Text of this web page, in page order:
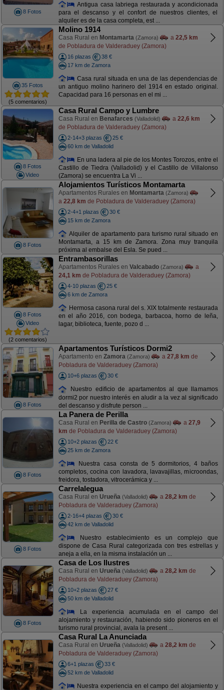
8 Fotos
Antigua casa labriega restaurada y acondicionada
para el descanso y el confort de nuestros clientes, el
alquiler es de la casa completa, est ...
35 Fotos
(5 comentarios)
Molino 1914
Casa Rural en Montamarta (Zamora) a 22,5 km
de Pobladura de Valderaduey (Zamora)
16 plazas
38 €
17 km de Zamora
Casa rural situada en una de las dependencias de
un antiguo molino harinero del 1914 en estado original.
Capacidad para 16 personas en el mi ...
8 Fotos
Video
Casa Rural Campo y Lumbre
Casa Rural en Benafarces (Valladolid) a 22,6 km
de Pobladura de Valderaduey (Zamora)
2-14+3 plazas
25 €
60 km de Valladolid
En una ladera al pie de los Montes Torozos, entre el
Castillo de Tiedra (Valladolid) y el Castillo de Villalonso
(Zamora) se encuentra La Vi ...
8 Fotos
Alojamientos Turísticos Montamarta
Apartamentos Rurales en Montamarta (Zamora)
a 22,8 km de Pobladura de Valderaduey (Zamora)
2-4+1 plazas
30 €
15 km de Zamora
Alquiler de apartamento para turismo rural situado en
Montamarta, a 15 km de Zamora. Zona muy tranquila
próxima al embalse del Esla. Se pued ...
8 Fotos
Video
(2 comentarios)
Entrambasorillas
Apartamentos Rurales en Valcabado (Zamora)
a
24,1 km de Pobladura de Valderaduey (Zamora)
4-10 plazas
25 €
6 km de Zamora
Hermosa casona rural del s. XIX totalmente restaurada
en el año 2016, con bodega, barbacoa, horno de leña,
lagar, biblioteca, fuente, pozo d ...
8 Fotos
Apartamentos Turísticos Dormi2
Apartamento en Zamora (Zamora) a 27,8 km de
Pobladura de Valderaduey (Zamora)
10+6 plazas 30 €
Nuestro edificio de apartamentos al que llamamos
dormi2 por nuestro interés en aludir a la vez al significado
del descanso y disfrute person ...
8 Fotos
La Panera de Perilla
Casa Rural en Perilla de Castro (Zamora) a 27,9
km de Pobladura de Valderaduey (Zamora)
10+2 plazas
22 €
25 km de Zamora
Nuestra casa consta de 5 dormitorios, 4 baños
completos, cocina con lavadora, lavavajillas, microondas,
freidora, tostadora, vitrocerámica y ...
8 Fotos
Carrelalegua
Casa Rural en Urueña (Valladolid) a 28,2 km de
Pobladura de Valderaduey (Zamora)
2-16+4 plazas
30 €
42 km de Valladolid
Nuestro establecimiento es un complejo que
dispone de Casa Rural categorizada con tres estrellas y
aneja a ella, en la misma instalación un ...
8 Fotos
Casa de Los Ilustres
Casa Rural en Urueña (Valladolid) a 28,2 km de
Pobladura de Valderaduey (Zamora)
10+2 plazas
27 €
50 km de Valladolid
La experiencia acumulada en el campo del
alojamiento y restauración, habiendo sido pioneros en el
turismo rural provincial, avala la present ...
Casa Rural La Anunciada
Casa Rural en Urueña (Valladolid) a 28,2 km de
Pobladura de Valderaduey (Zamora)
6+1 plazas
33 €
52 km de Valladolid
Nuestra experiencia en el campo del alojamiento y